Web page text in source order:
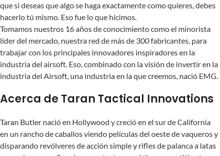
que si deseas que algo se haga exactamente como quieres, debes
hacerlo tú mismo. Eso fue lo que hicimos.
Tomamos nuestros 16 años de conocimiento como el minorista
líder del mercado, nuestra red de más de 300 fabricantes, para
trabajar con los principales innovadores inspiradores en la
industria del airsoft. Eso, combinado con la visión de invertir en la
industria del Airsoft, una industria en la que creemos, nació EMG.
Acerca de Taran Tactical Innovations
Taran Butler nació en Hollywood y creció en el sur de California
en un rancho de caballos viendo películas del oeste de vaqueros y
disparando revólveres de acción simple y rifles de palanca a latas